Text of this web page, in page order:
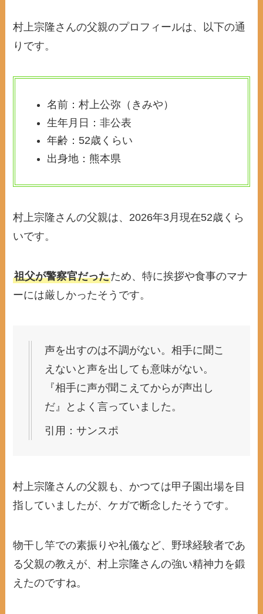
村上宗隆さんの父親のプロフィールは、以下の通
りです。
名前：村上公弥（きみや）
生年月日：非公表
年齢：52歳くらい
出身地：熊本県
村上宗隆さんの父親は、2026年3月現在52歳くら
いです。
祖父が警察官だったため、特に挨拶や食事のマナ
ーには厳しかったそうです。
声を出すのは不調がない。相手に聞こ
えないと声を出しても意味がない。
『相手に声が聞こえてからが声出し
だ』とよく言っていました。
引用：サンスポ
村上宗隆さんの父親も、かつては甲子園出場を目
指していましたが、ケガで断念したそうです。
物干し竿での素振りや礼儀など、野球経験者であ
る父親の教えが、村上宗隆さんの強い精神力を鍛
えたのですね。